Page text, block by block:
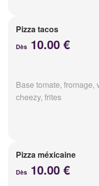
Pizza tacos
Dès 10.00 €
Base tomate,
cheezy, frites
Pizza méxicaine
Dès 10.00 €